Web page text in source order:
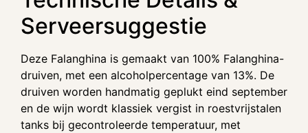
Serveersuggestie
Deze Falanghina is gemaakt van 100% Falanghina-
druiven, met een alcoholpercentage van 13%. De
druiven worden handmatig geplukt eind september
en de wijn wordt klassiek vergist in roestvrijstalen
tanks bij gecontroleerde temperatuur, met